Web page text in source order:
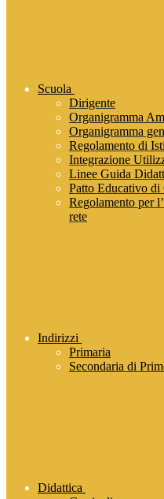
Scuola
Dirigente
Organigramma
Organigramma
Regolamento di
Integrazione
Linee Guida
Patto Educativo di
Regolamento per
rete
Indirizzi
Primaria
Secondaria di
Didattica